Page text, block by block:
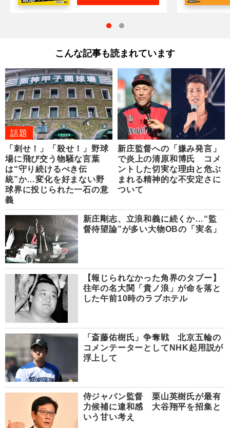
こんな記事も読まれています
話題
「刺せ！」「殺せ！」野球
場に飛び交う物騒な言葉
は“守り続けるべき伝
統”か…変化を好まない野
球界に投じられた一石の意
義
新庄監督への「嫌み発言」
で炎上の清原和博氏 コメ
ントした切実な理由と危ぶ
まれる精神的な不安定さに
ついて
新庄剛志、立浪和義に続くか…“監
督待望論”が多い大物OBの「実名」
【報じられなかった角界のタブー】
往年の名大関「貴ノ浪」が命を落と
した午前10時のラブホテル
「斎藤佑樹氏」争奪戦 北京五輪の
コメンテーターとしてNHK起用説が
浮上して
侍ジャパン監督 栗山英樹氏が最有
力候補に違和感 大谷翔平を招集と
いう甘い考え